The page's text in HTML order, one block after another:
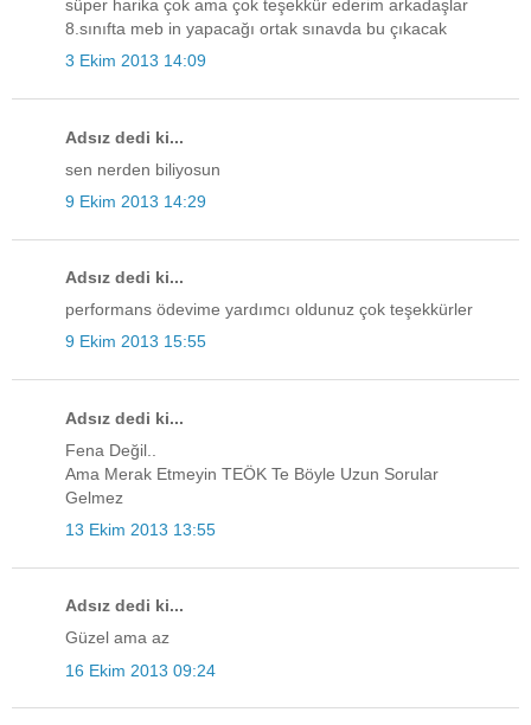
süper harika çok ama çok teşekkür ederim arkadaşlar
8.sınıfta meb in yapacağı ortak sınavda bu çıkacak
3 Ekim 2013 14:09
Adsız dedi ki...
sen nerden biliyosun
9 Ekim 2013 14:29
Adsız dedi ki...
performans ödevime yardımcı oldunuz çok teşekkürler
9 Ekim 2013 15:55
Adsız dedi ki...
Fena Değil..
Ama Merak Etmeyin TEÖK Te Böyle Uzun Sorular
Gelmez
13 Ekim 2013 13:55
Adsız dedi ki...
Güzel ama az
16 Ekim 2013 09:24